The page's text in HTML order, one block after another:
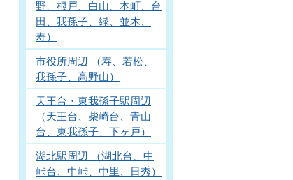
野、根戸、白山、本町、台
田、我孫子、緑、並木、
寿）
市役所周辺 （寿、若松、
我孫子、高野山）
天王台・東我孫子駅周辺
（天王台、柴崎台、青山
台、東我孫子、下ヶ戸）
湖北駅周辺 （湖北台、中
峠台、中峠、中里、日秀）